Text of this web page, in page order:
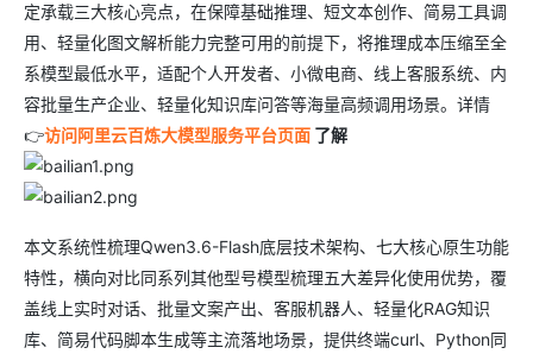
定承载三大核心亮点，在保障基础推理、短文本创作、简易工具调
用、轻量化图文解析能力完整可用的前提下，将推理成本压缩至全
系模型最低水平，适配个人开发者、小微电商、线上客服系统、内
容批量生产企业、轻量化知识库问答等海量高频调用场景。详情
👉访问阿里云百炼大模型服务平台页面 了解
本文系统性梳理Qwen3.6-Flash底层技术架构、七大核心原生功能
特性，横向对比同系列其他型号模型梳理五大差异化使用优势，覆
盖线上实时对话、批量文案产出、客服机器人、轻量化RAG知识
库、简易代码脚本生成等主流落地场景，提供终端curl、Python同